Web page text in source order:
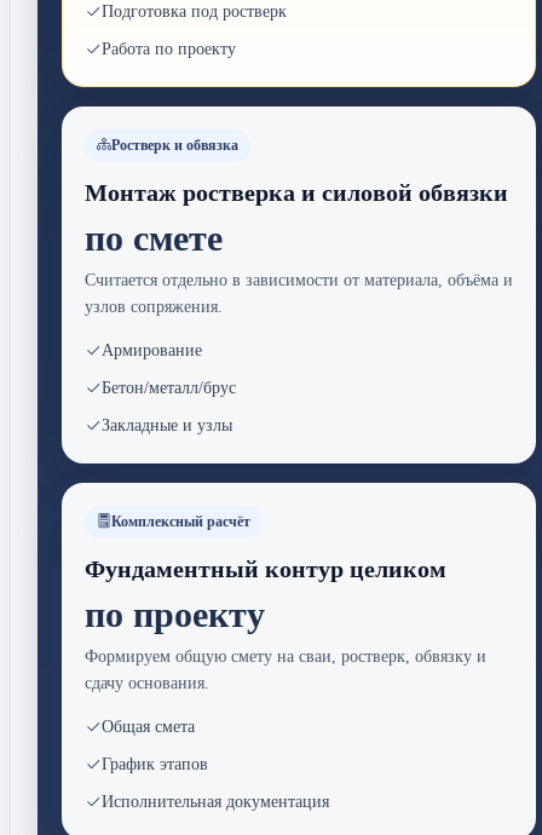
Подготовка под ростверк
Работа по проекту
Ростверк и обвязка
Монтаж ростверка и силовой обвязки
по смете
Считается отдельно в зависимости от материала, объёма и
узлов сопряжения.
Армирование
Бетон/металл/брус
Закладные и узлы
Комплексный расчёт
Фундаментный контур целиком
по проекту
Формируем общую смету на сваи, ростверк, обвязку и
сдачу основания.
Общая смета
График этапов
Исполнительная документация